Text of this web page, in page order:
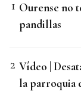
Ourense no
pandillas
Vídeo |
la parroquia